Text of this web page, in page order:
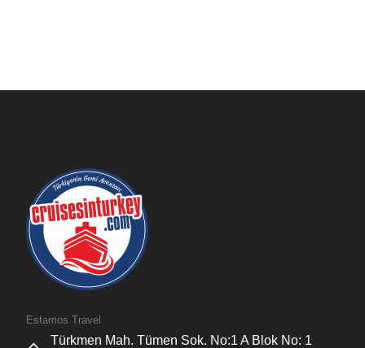
Estamos Travel
Türkmen Mah. Tümen Sok. No:1 A Blok No: 1